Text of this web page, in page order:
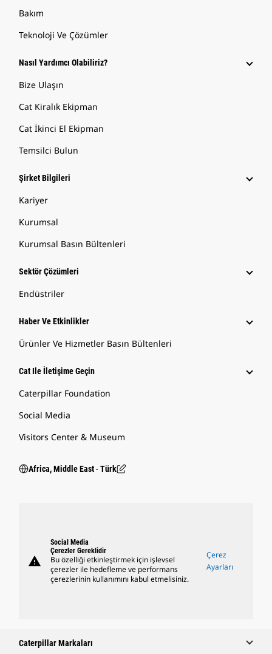
Bakım
Teknoloji Ve Çözümler
Nasıl Yardımcı Olabiliriz?
Bize Ulaşın
Cat Kiralık Ekipman
Cat İkinci El Ekipman
Temsilci Bulun
Şirket Bilgileri
Kariyer
Kurumsal
Kurumsal Basın Bültenleri
Sektör Çözümleri
Endüstriler
Haber Ve Etkinlikler
Ürünler Ve Hizmetler Basın Bültenleri
Cat Ile İletişime Geçin
Caterpillar Foundation
Social Media
Visitors Center & Museum
Africa, Middle East ‧ Türk
warning
Social Media
Çerezler Gereklidir
Bu özelliği etkinleştirmek için işlevsel
çerezler ile hedefleme ve performans
çerezlerinin kullanımını kabul etmelisiniz.
Çerez
Ayarları
Caterpillar Markaları